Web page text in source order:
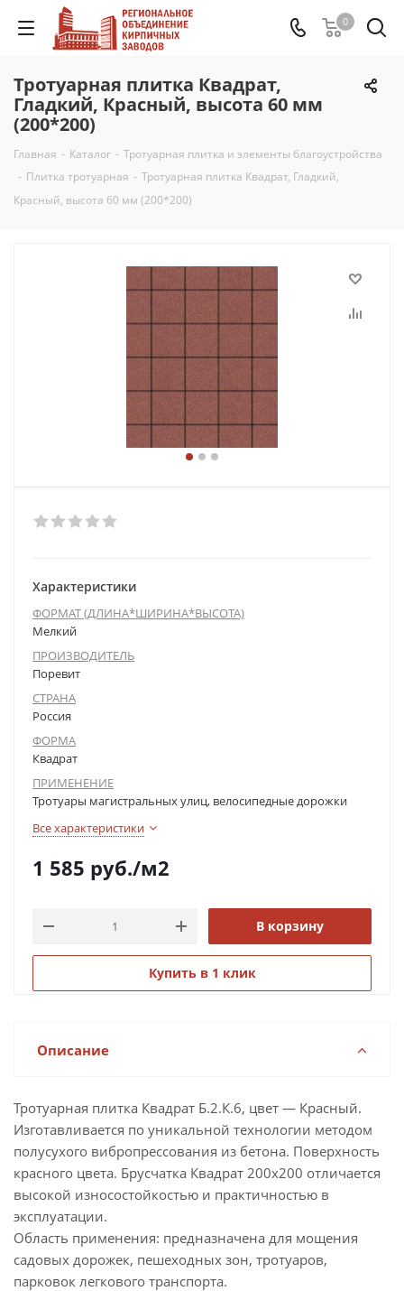
0
Тротуарная плитка Квадрат,
Гладкий, Красный, высота 60 мм
(200*200)
Главная - Каталог - Тротуарная плитка и элементы благоустройства
- Плитка тротуарная - Тротуарная плитка Квадрат, Гладкий,
Красный, высота 60 мм (200*200)
Характеристики
ФОРМАТ (ДЛИНА*ШИРИНА*ВЫСОТА)
Мелкий
ПРОИЗВОДИТЕЛЬ
Поревит
СТРАНА
Россия
ФОРМА
Квадрат
ПРИМЕНЕНИЕ
Тротуары магистральных улиц, велосипедные дорожки
Все характеристики
1 585 руб./м2
В корзину
Купить в 1 клик
Описание
Тротуарная плитка Квадрат Б.2.К.6, цвет — Красный.
Изготавливается по уникальной технологии методом
полусухого вибропрессования из бетона. Поверхность
красного цвета. Брусчатка Квадрат 200х200 отличается
высокой износостойкостью и практичностью в
эксплуатации.
Область применения: предназначена для мощения
садовых дорожек, пешеходных зон, тротуаров,
парковок легкового транспорта.